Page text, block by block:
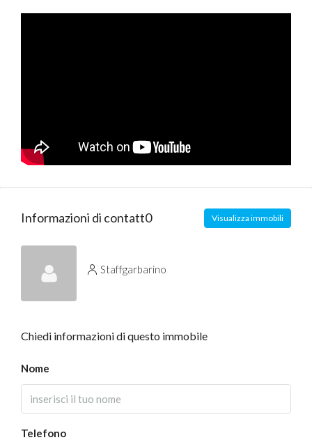
Informazioni di contatt0 Visualizza immobili
Staffgarbarino
Chiedi informazioni di questo immobile
Nome
Telefono